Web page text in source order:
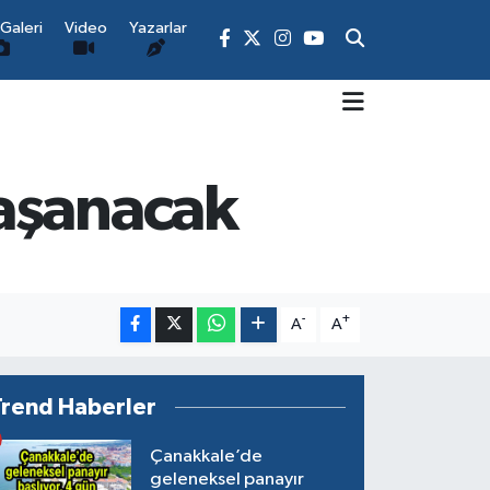
Video Yazarlar
A- A+
Haberler
Çanakkale’de
geleneksel panayır